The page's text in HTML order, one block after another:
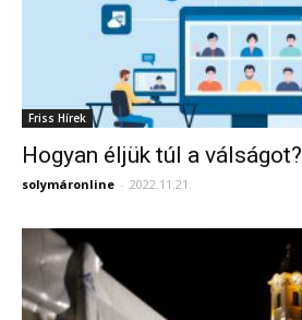
Friss Hírek
Hogyan éljük túl a válságot?
solymáronline - 2022.11.21.